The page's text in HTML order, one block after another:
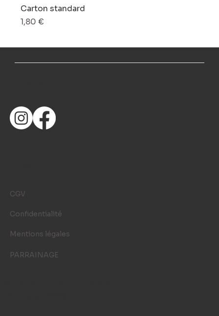
Carton standard
Prix
1,80 €
CGV
Confidentialité
Mentions légales
PARRAINAGE